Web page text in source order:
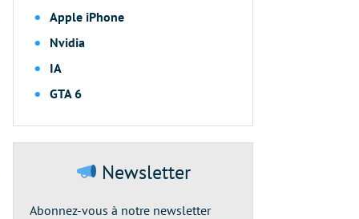
Apple iPhone
Nvidia
IA
GTA 6
Newsletter
Abonnez-vous à notre newsletter